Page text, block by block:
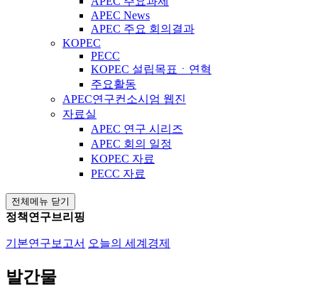
APEC News
APEC 주요 회의결과
KOPEC
PECC
KOPEC 설립목표ㆍ연혁
주요활동
APEC연구컨소시엄 웹진
자료실
APEC 연구 시리즈
APEC 회의 일정
KOPEC 자료
PECC 자료
전체메뉴 닫기
정책연구브리핑
기본연구보고서 오늘의 세계경제
발간물